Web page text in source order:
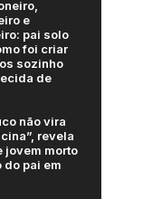
e
pai solo
foi criar
sozinho
de
não vira
revela
jovem morto
do pai em